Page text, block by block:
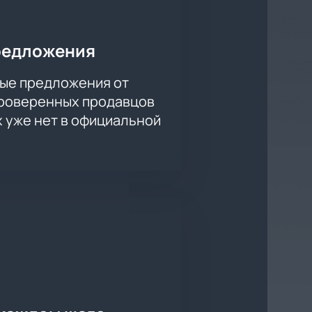
история любви кузнеца
под музыку известных
предложения от
продавцов
нет в официальной